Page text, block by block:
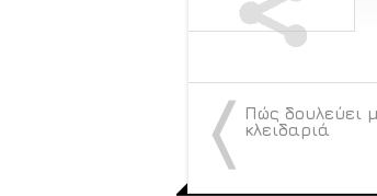
〈
Πώς δουλεύει
κλειδαριά